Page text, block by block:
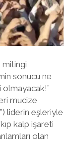
mitingi
sonucu ne
olmayacak!”
mucize
liderin eşleriyle
kalp işareti
olan